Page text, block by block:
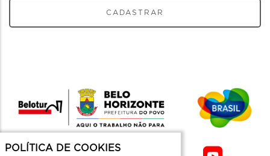
CADASTRAR
POLÍTICA DE COOKIES